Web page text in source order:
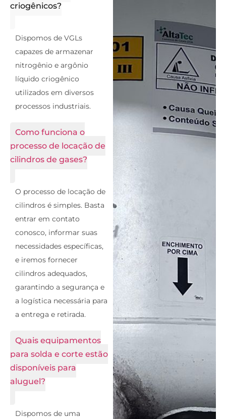
criogênicos?
Dispomos de VGLs
capazes de armazenar
nitrogênio e argônio
líquido criogênico
utilizados em diversos
processos industriais.
Como funciona o
processo de locação de
cilindros de gases?
O processo de locação de
cilindros é simples. Basta
entrar em contato
conosco, informar suas
necessidades específicas,
e iremos fornecer
cilindros adequados,
garantindo a segurança e
a logística necessária para
a entrega e retirada.
Quais equipamentos
para solda e corte estão
disponíveis para
aluguel?
Dispomos de uma